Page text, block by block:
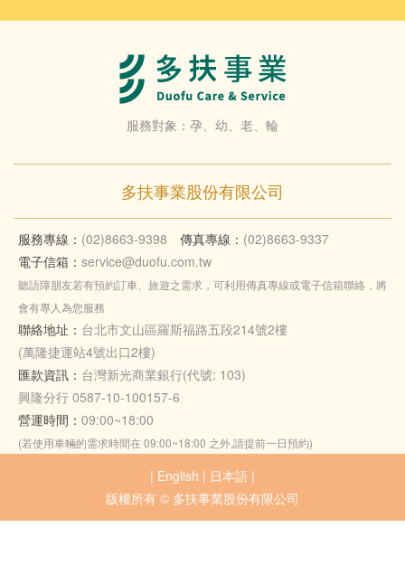
服務對象：孕、幼、老、輪
多扶事業股份有限公司
服務專線： (02)8663-9398 傳真專線： (02)8663-9337
電子信箱： service@duofu.com.tw
聽語障朋友若有預約訂車、旅遊之需求，可利用傳真專線或電子信箱聯絡，將
會有專人為您服務
聯絡地址： 台北市文山區羅斯福路五段214號2樓
(萬隆捷運站4號出口2樓)
匯款資訊： 台灣新光商業銀行(代號: 103)
興隆分行 0587-10-100157-6
營運時間： 09:00~18:00
(若使用車輛的需求時間在 09:00~18:00 之外,請提前一日預約)
| English | 日本語 |
版權所有 © 多扶事業股份有限公司